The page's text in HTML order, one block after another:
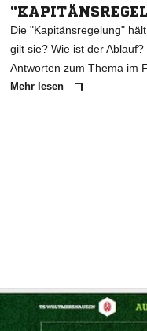
Die "Kapitänsregelung"
gilt sie? Wie ist der Ablauf?
Antworten zum Thema im
Mehr lesen